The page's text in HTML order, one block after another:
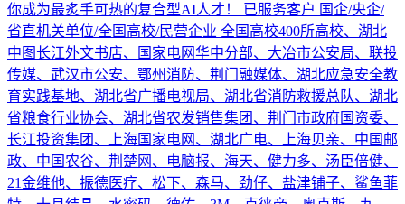
你成为最炙手可热的复合型AI人才！ 已服务客户 国企/央企/
省直机关单位/全国高校/民营企业 全国高校400所高校、湖北
中图长江外文书店、国家电网华中分部、大冶市公安局、联投
传媒、武汉市公安、鄂州消防、荆门融媒体、湖北应急安全教
育实践基地、湖北省广播电视局、湖北省消防救援总队、湖北
省粮食行业协会、湖北省农发销售集团、荆门市政府国资委、
长江投资集团、上海国家电网、湖北广电、上海贝亲、中国邮
政、中国农谷、荆楚网、电脑报、海天、健力多、汤臣倍健、
21金维他、振德医疗、松下、森马、劲仔、盐津铺子、鲨鱼菲